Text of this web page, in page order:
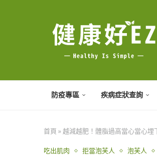
防疫專區 疾病症狀查詢
首頁 »越減越肥！體脂過高當心當心埋
吃出肌肉 拒當泡芙人 泡芙人